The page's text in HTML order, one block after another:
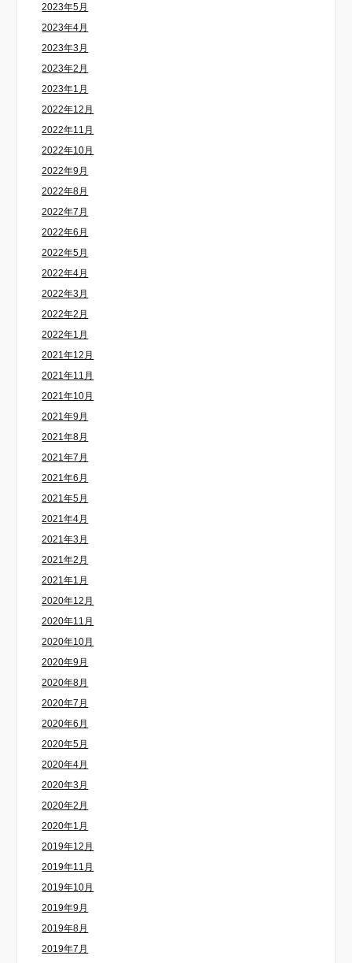
2023年5月
2023年4月
2023年3月
2023年2月
2023年1月
2022年12月
2022年11月
2022年10月
2022年9月
2022年8月
2022年7月
2022年6月
2022年5月
2022年4月
2022年3月
2022年2月
2022年1月
2021年12月
2021年11月
2021年10月
2021年9月
2021年8月
2021年7月
2021年6月
2021年5月
2021年4月
2021年3月
2021年2月
2021年1月
2020年12月
2020年11月
2020年10月
2020年9月
2020年8月
2020年7月
2020年6月
2020年5月
2020年4月
2020年3月
2020年2月
2020年1月
2019年12月
2019年11月
2019年10月
2019年9月
2019年8月
2019年7月